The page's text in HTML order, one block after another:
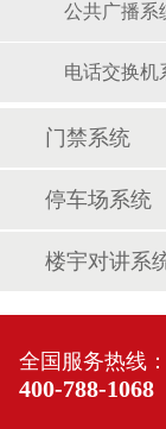
公共广播系
电话交换机
门禁系统
停车场系统
楼宇对讲系
全国服务热线：
400-788-1068